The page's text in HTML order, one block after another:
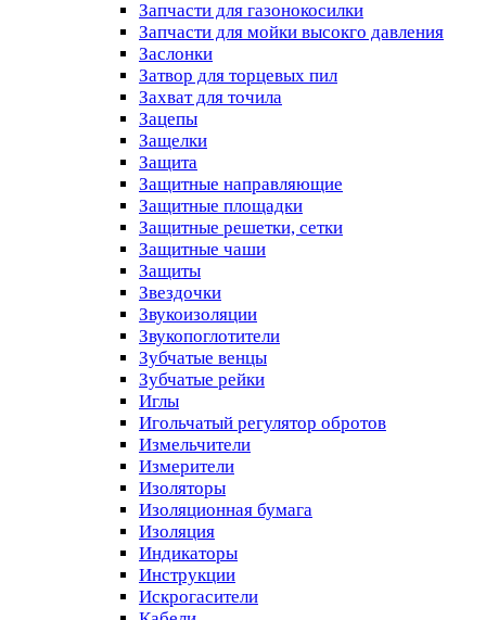
Запчасти для газонокосилки
Запчасти для мойки высокго давления
Заслонки
Затвор для торцевых пил
Захват для точила
Зацепы
Защелки
Защита
Защитные направляющие
Защитные площадки
Защитные решетки, сетки
Защитные чаши
Защиты
Звездочки
Звукоизоляции
Звукопоглотители
Зубчатые венцы
Зубчатые рейки
Иглы
Игольчатый регулятор обротов
Измельчители
Измерители
Изоляторы
Изоляционная бумага
Изоляция
Индикаторы
Инструкции
Искрогасители